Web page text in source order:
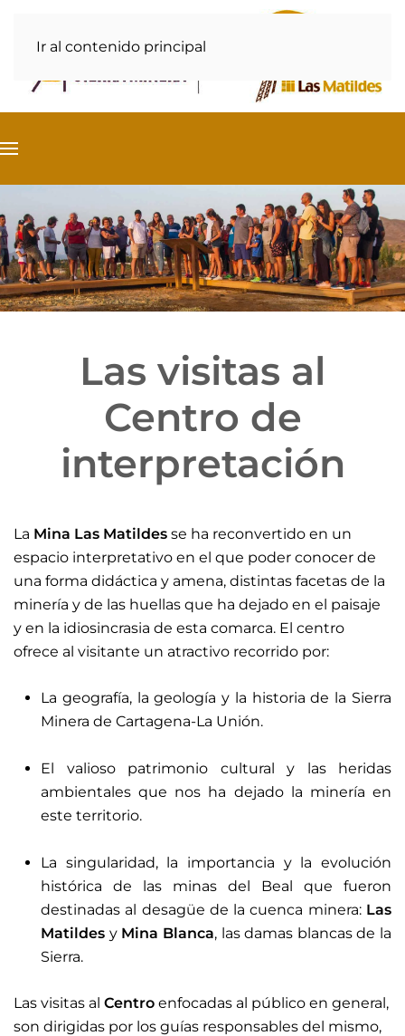
Ir al contenido principal
Las visitas al
Centro de
interpretación
La Mina Las Matildes se ha reconvertido en un
espacio interpretativo en el que poder conocer de
una forma didáctica y amena, distintas facetas de la
minería y de las huellas que ha dejado en el paisaje
y en la idiosincrasia de esta comarca. El centro
ofrece al visitante un atractivo recorrido por:
La geografía, la geología y la historia de la Sierra
Minera de Cartagena-La Unión.
El valioso patrimonio cultural y las heridas
ambientales que nos ha dejado la minería en
este territorio.
La singularidad, la importancia y la evolución
histórica de las minas del Beal que fueron
destinadas al desagüe de la cuenca minera: Las
Matildes y Mina Blanca, lasdamas blancas de la
Sierra.
Las visitas al Centro enfocadas al público en general,
son dirigidas por los guías responsables del mismo,